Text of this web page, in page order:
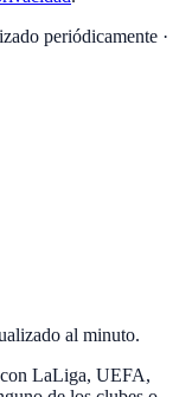
periódicamente ·
al minuto.
LaLiga, UEFA,